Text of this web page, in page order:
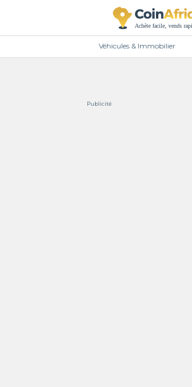
Véhicules & Immobilier
Publicité